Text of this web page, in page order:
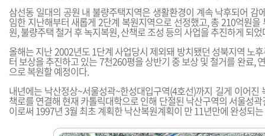
삼선동 일대의 공원 내 불량주택지역은 생활환경이 계속 낙후되어 감
임한 지난해부터 새롭게 2단계 복원지역으로 선정했고, 총 210억원을
원, 불량주택 철거 후 녹지복원, 산책로 조성 등의 사업을 추진하게 되었
올해는 지난 2002년도 1단계 사업당시 제외돼 방치됐던 성북지역 노
터 보상을 추진하고 있는 7천260평을 상반기 중 보상 및 철거를 완료,
으로 복원할 예정이다.
내년에는 낙산정상~서울성곽~한성대입구역(4호선)까지 길게 이어진
책로를 연결해 현재 카톨릭대학으로 인해 단절된 낙산구역의 서울성
이로써 1997년 3월 최초 계획한 낙산복원계획이 만 11년만에 완성되